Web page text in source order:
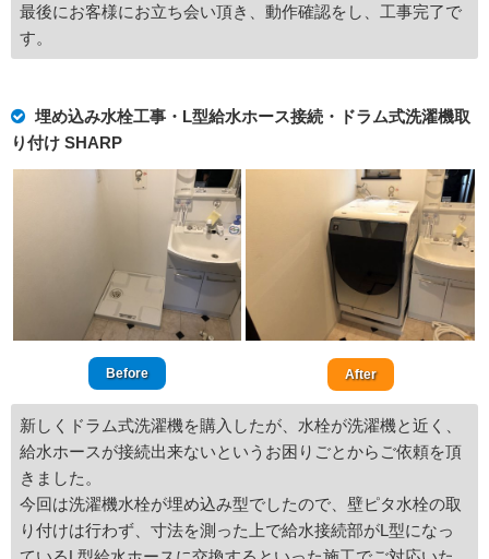
最後にお客様にお立ち会い頂き、動作確認をし、工事完了で
す。
埋め込み水栓工事・L型給水ホース接続・ドラム式洗濯機取
り付け SHARP
Before After
新しくドラム式洗濯機を購入したが、水栓が洗濯機と近く、
給水ホースが接続出来ないというお困りごとからご依頼を頂
きました。
今回は洗濯機水栓が埋め込み型でしたので、壁ピタ水栓の取
り付けは行わず、寸法を測った上で給水接続部がL型になっ